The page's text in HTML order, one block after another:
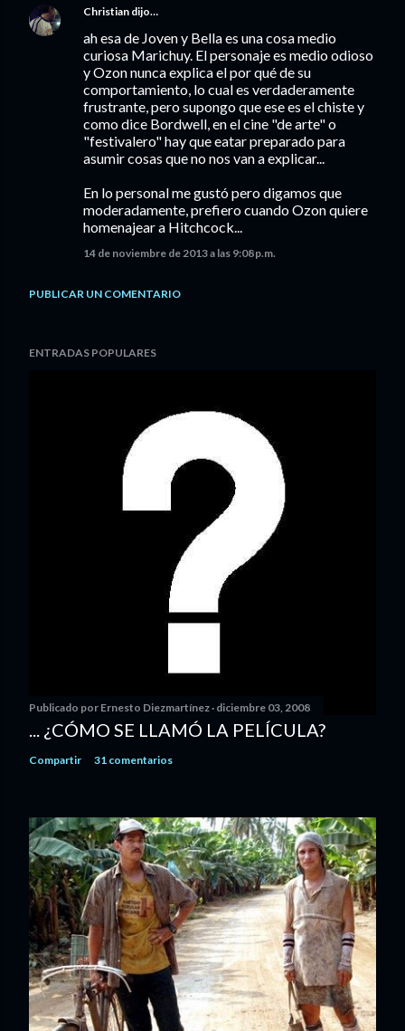
Christian dijo…
ah esa de Joven y Bella es una cosa medio
curiosa Marichuy. El personaje es medio odioso
y Ozon nunca explica el por qué de su
comportamiento, lo cual es verdaderamente
frustrante, pero supongo que ese es el chiste y
como dice Bordwell, en el cine "de arte" o
"festivalero" hay que eatar preparado para
asumir cosas que no nos van a explicar...
En lo personal me gustó pero digamos que
moderadamente, prefiero cuando Ozon quiere
homenajear a Hitchcock...
14 de noviembre de 2013 a las 9:08 p.m.
PUBLICAR UN COMENTARIO
ENTRADAS POPULARES
Publicado por Ernesto Diezmartínez diciembre 03, 2008
... ¿CÓMO SE LLAMÓ LA PELÍCULA?
Compartir 31 comentarios